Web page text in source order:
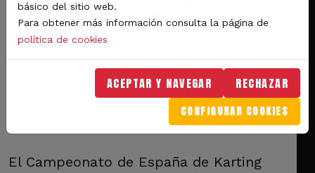
El Karting de MotorLand
Aragón se viste de gala
para el domingo de
carreras del CEK
El Campeonato de España de Karting
básico del sitio web.
Para obtener más información consulta la página de
política de cookies
ACEPTAR Y NAVEGAR RECHAZAR
CONFIGURAR COOKIES